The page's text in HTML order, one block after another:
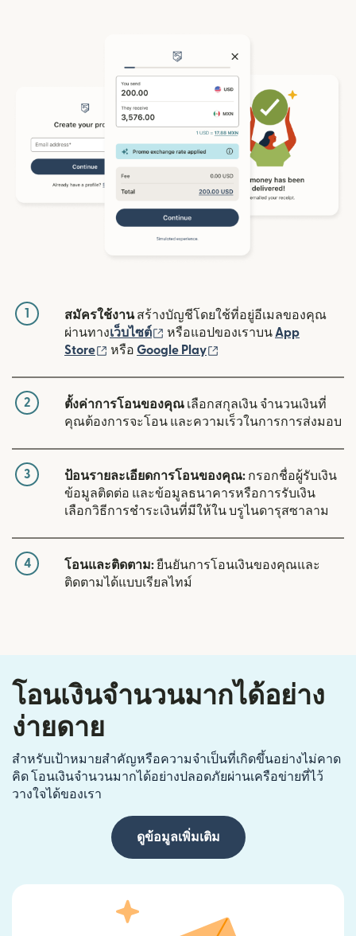
1 สมัครใช้งานสร้างบัญชีโดยใช้ที่อยู่อีเมลของคุณ
ผ่านทางเว็บไซต์ (เปิดในหน้าต่างใหม่)
หรือแอปของเราบน App
Store
(เปิดในหน้าต่างใหม่)
หรือ Google Play
2 ตั้งค่าการโอนของคุณ เลือกสกุลเงิน จำนวนเงินที่
คุณต้องการจะโอน และความเร็วในการการส่งมอบ
3 ป้อนรายละเอียดการโอนของคุณ: กรอกชื่อผู้รับเงิน
ข้อมูลติดต่อ และข้อมูลธนาคารหรือการรับเงิน
เลือกวิธีการชำระเงินที่มีให้ใน บรูไนดารุสซาลาม
4 โอนและติดตาม:ยืนยันการโอนเงินของคุณและ
ติดตามได้แบบเรียลไทม์
โอนเงินจำนวนมากได้อย่าง
ง่ายดาย
สำหรับเป้าหมายสำคัญหรือความจำเป็นที่เกิดขึ้นอย่างไม่คาด
คิด โอนเงินจำนวนมากได้อย่างปลอดภัยผ่านเครือข่ายที่ไว้
วางใจได้ของเรา
ดูข้อมูลเพิ่มเติม